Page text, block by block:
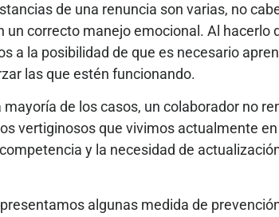
de una renuncia son varias, no
un correcto manejo emocional. Al hacerlo
a la posibilidad de que es necesario
las que estén funcionando.
mayoría de los casos, un colaborador no
vertiginosos que vivimos actualmente
y la necesidad de
algunas medida de